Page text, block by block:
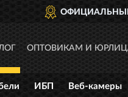
ОПТОВИКАМ И
ИБП Веб-камеры